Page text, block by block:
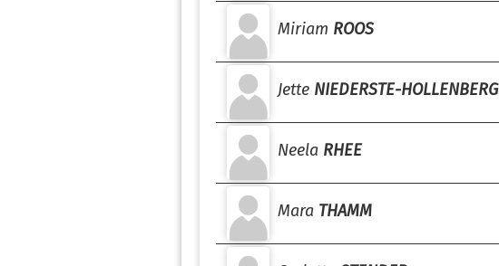
Miriam ROOS
Jette NIEDERSTE-HOLLENBERG
Neela RHEE
Mara THAMM